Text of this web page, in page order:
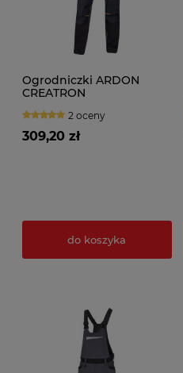
Ogrodniczki ARDON
CREATRON
2 oceny
309,20 zł
do koszyka